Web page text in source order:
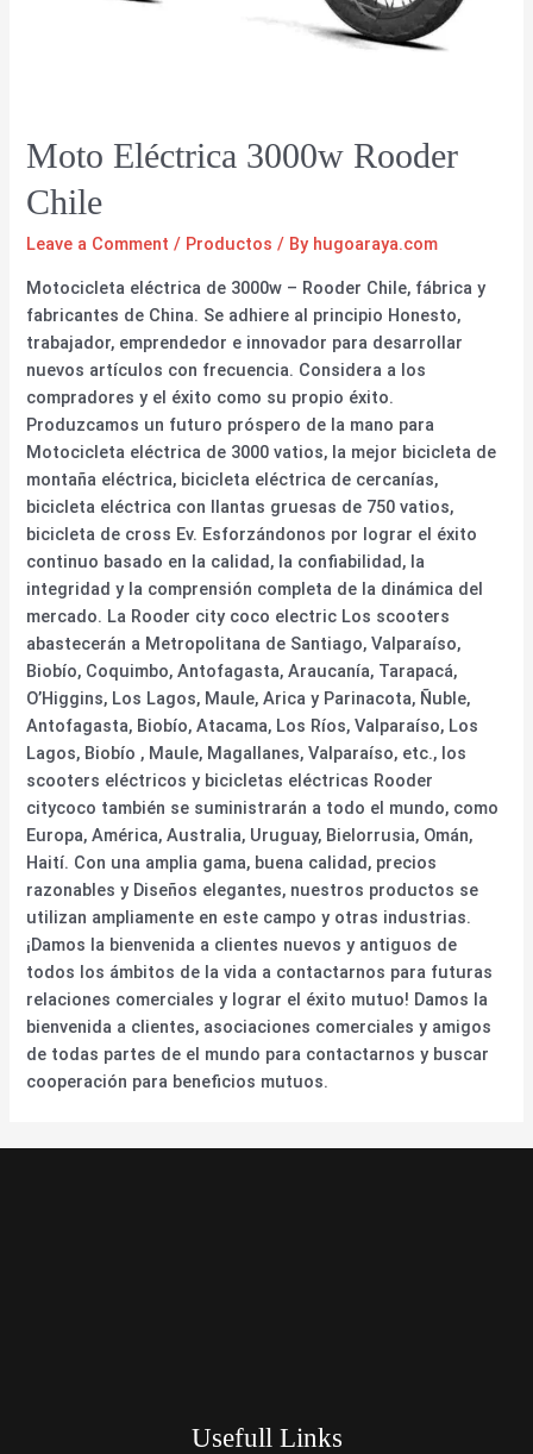
Moto Eléctrica 3000w Rooder
Chile
Leave a Comment / Productos / By hugoaraya.com
Motocicleta eléctrica de 3000w – Rooder Chile, fábrica y
fabricantes de China. Se adhiere al principio Honesto,
trabajador, emprendedor e innovador para desarrollar
nuevos artículos con frecuencia. Considera a los
compradores y el éxito como su propio éxito.
Produzcamos un futuro próspero de la mano para
Motocicleta eléctrica de 3000 vatios, la mejor bicicleta de
montaña eléctrica, bicicleta eléctrica de cercanías,
bicicleta eléctrica con llantas gruesas de 750 vatios,
bicicleta de cross Ev. Esforzándonos por lograr el éxito
continuo basado en la calidad, la confiabilidad, la
integridad y la comprensión completa de la dinámica del
mercado. La Rooder city coco electric Los scooters
abastecerán a Metropolitana de Santiago, Valparaíso,
Biobío, Coquimbo, Antofagasta, Araucanía, Tarapacá,
O’Higgins, Los Lagos, Maule, Arica y Parinacota, Ñuble,
Antofagasta, Biobío, Atacama, Los Ríos, Valparaíso, Los
Lagos, Biobío , Maule, Magallanes, Valparaíso, etc., los
scooters eléctricos y bicicletas eléctricas Rooder
citycoco también se suministrarán a todo el mundo, como
Europa, América, Australia, Uruguay, Bielorrusia, Omán,
Haití. Con una amplia gama, buena calidad, precios
razonables y Diseños elegantes, nuestros productos se
utilizan ampliamente en este campo y otras industrias.
¡Damos la bienvenida a clientes nuevos y antiguos de
todos los ámbitos de la vida a contactarnos para futuras
relaciones comerciales y lograr el éxito mutuo! Damos la
bienvenida a clientes, asociaciones comerciales y amigos
de todas partes de el mundo para contactarnos y buscar
cooperación para beneficios mutuos.
Usefull Links